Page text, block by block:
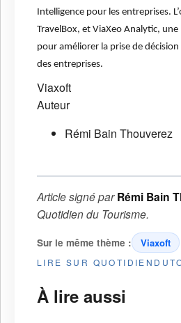
Intelligence pour les entreprises.
TravelBox, et ViaXeo Analytic,
pour améliorer la prise de
des entreprises.
Viaxoft
Auteur
Rémi Bain Thouverez
Article signé parRémi Bain
Quotidien du Tourisme.
Sur le même thème : Viaxoft
LIRE SUR
À lire aussi